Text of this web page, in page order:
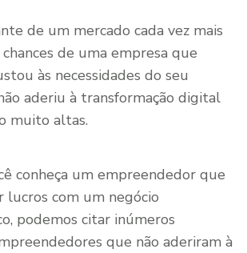
de um mercado cada vez mais
de uma empresa que
às necessidades do seu
aderiu à transformação digital
muito altas.
conheça um empreendedor que
lucros com um negócio
podemos citar inúmeros
que não aderiram à